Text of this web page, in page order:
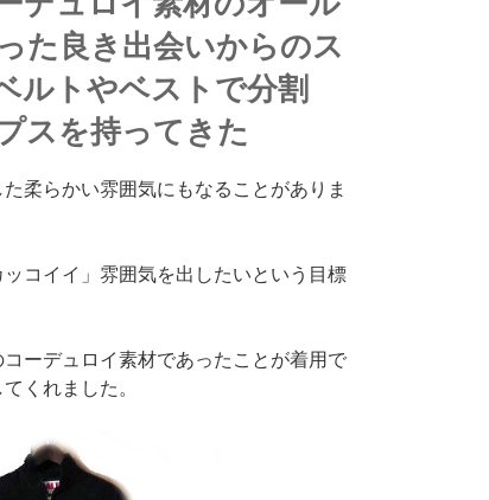
た良き出会いからのス
ルトやベストで分割
スを持ってきた
柔らかい雰囲気にもなることがありま
コイイ」雰囲気を出したいという目標
ーデュロイ素材であったことが着用で
くれました。